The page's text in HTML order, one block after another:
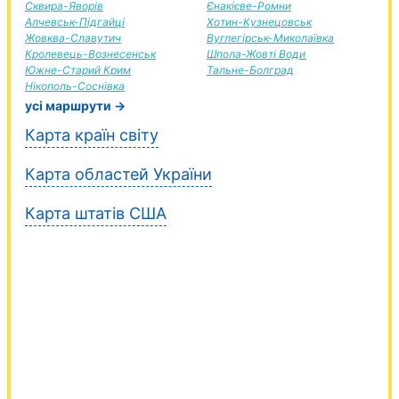
Сквира-Яворів
Алчевськ-Підгайці
Жовква-Славутич
Кролевець-Вознесенськ
Южне-Старий Крим
Нікополь-Соснівка
Єнакієве-Ромни
Хотин-Кузнецовськ
Вуглегірськ-Миколаївка
Шпола-Жовті Води
Тальне-Болград
усі маршрути →
Карта країн світу
Карта областей України
Карта штатів США